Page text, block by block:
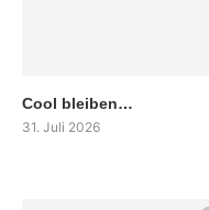
Cool bleiben…
31. Juli 2026